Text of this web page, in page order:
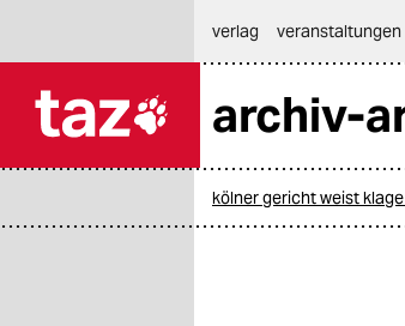
themen
verlag
veranstaltungen
archiv-
kölner gericht weist